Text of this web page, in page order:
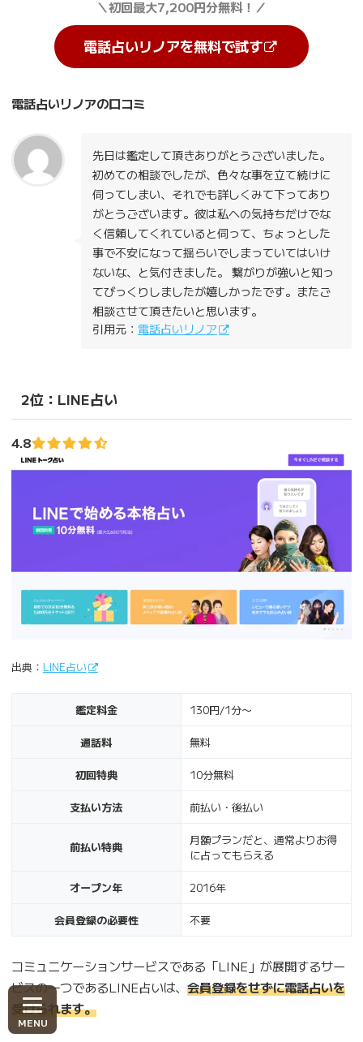
＼初回最大7,200円分無料！／
電話占いリノアを無料で試す
電話占いリノアの口コミ
先日は鑑定して頂きありがとうございました。
初めての相談でしたが、色々な事を立て続けに
伺ってしまい、それでも詳しくみて下ってあり
がとうございます。彼は私への気持ちだけでな
く信頼してくれていると伺って、ちょっとした
事で不安になって揺らいでしまっていてはいけ
ないな、と気付きました。 繋がりが強いと知っ
てびっくりしましたが嬉しかったです。またご
相談させて頂きたいと思います。
引用元： 電話占いリノア
2位：LINE占い
4.8
出典： LINE占い
鑑定料金 130円/1分〜
通話料 無料
初回特典 10分無料
支払い方法 前払い・後払い
前払い特典
月額プランだと、通常よりお得
に占ってもらえる
オープン年 2016年
会員登録の必要性 不要
コミュニケーションサービスである「LINE」が展開するサー
ビスの一つであるLINE占いは、 会員登録をせずに電話占いを
受けられます。